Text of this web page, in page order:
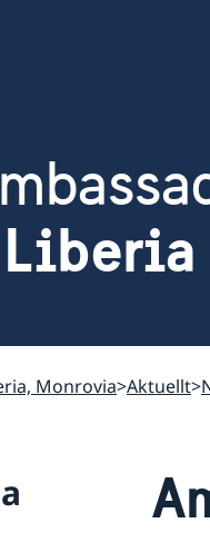
Monrovia Aktuellt